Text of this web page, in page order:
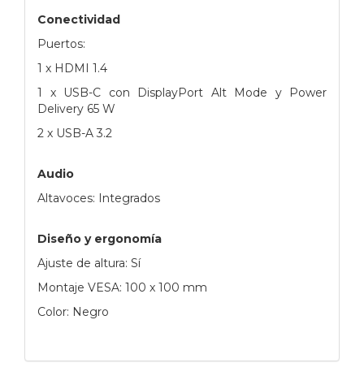
Conectividad
Puertos:
1 x HDMI 1.4
1 x USB-C con DisplayPort Alt Mode y Power
Delivery 65 W
2 x USB-A 3.2
Audio
Altavoces: Integrados
Diseño y ergonomía
Ajuste de altura: Sí
Montaje VESA: 100 x 100 mm
Color: Negro